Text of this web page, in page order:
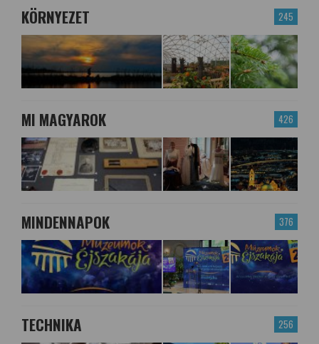
245
KÖRNYEZET
426
MI MAGYAROK
376
MINDENNAPOK
256
TECHNIKA